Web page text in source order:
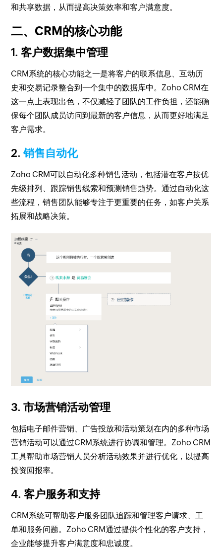
和共享数据，从而提高决策效率和客户满意度。
二、CRM的核心功能
1. 客户数据集中管理
CRM系统的核心功能之一是将客户的联系信息、互动历
史和交易记录整合到一个集中的数据库中。Zoho CRM在
这一点上表现出色，不仅减轻了团队的工作负担，还能确
保每个团队成员访问到最新的客户信息，从而更好地满足
客户需求。
2.销售自动化
Zoho CRM可以自动化多种销售活动，包括潜在客户按优
先级排列、跟踪销售线索和预测销售趋势。通过自动化这
些流程，销售团队能够专注于更重要的任务，如客户关系
拓展和战略决策。
3. 市场营销活动管理
包括电子邮件营销、广告投放和活动策划在内的多种市场
营销活动可以通过CRM系统进行协调和管理。Zoho CRM
工具帮助市场营销人员分析活动效果并进行优化，以提高
投资回报率。
4. 客户服务和支持
CRM系统可帮助客户服务团队追踪和管理客户请求、工
单和服务问题。Zoho CRM通过提供个性化的客户支持，
企业能够提升客户满意度和忠诚度。